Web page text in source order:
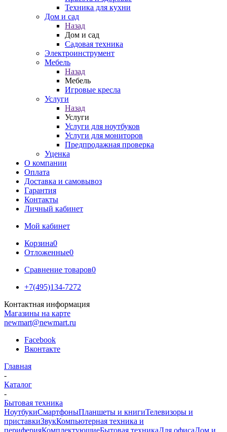
Техника для кухни
Дом и сад
Назад
Дом и сад
Садовая техника
Электроинструмент
Мебель
Назад
Мебель
Игровые кресла
Услуги
Назад
Услуги
Услуги для ноутбуков
Услуги для мониторов
Предпродажная проверка
Уценка
О компании
Оплата
Доставка и самовывоз
Гарантия
Контакты
Личный кабинет
Мой кабинет
Корзина0
Отложенные0
Сравнение товаров0
+7(495)134-7272
Контактная информация
Магазины на карте
newmart@newmart.ru
Facebook
Вконтакте
Главная
-
Каталог
-
Бытовая техника
НоутбукиСмартфоныПланшеты и книгиТелевизоры и
приставкиЗвукКомпьютерная техника и
периферияКомплектующиеБытовая техникаДля офисаДом и